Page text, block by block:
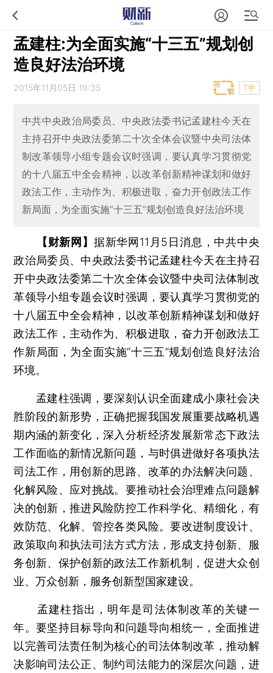
孟建柱:为全面实施“十三五”规划创
造良好法治环境
2015年11月05日 19:35 T中
中共中央政治局委员、中央政法委书记孟建柱今天在
主持召开中央政法委第二十次全体会议暨中央司法体
制改革领导小组专题会议时强调，要认真学习贯彻党
的十八届五中全会精神，以改革创新精神谋划和做好
政法工作，主动作为、积极进取，奋力开创政法工作
新局面，为全面实施“十三五”规划创造良好法治环境
【财新网】 据新华网11月5日消息，中共中央
政治局委员、中央政法委书记孟建柱今天在主持召
开中央政法委第二十次全体会议暨中央司法体制改
革领导小组专题会议时强调，要认真学习贯彻党的
十八届五中全会精神，以改革创新精神谋划和做好
政法工作，主动作为、积极进取，奋力开创政法工
作新局面，为全面实施“十三五”规划创造良好法治
环境。
孟建柱强调，要深刻认识全面建成小康社会决
胜阶段的新形势，正确把握我国发展重要战略机遇
期内涵的新变化，深入分析经济发展新常态下政法
工作面临的新情况新问题，与时俱进做好各项执法
司法工作，用创新的思路、改革的办法解决问题、
化解风险、应对挑战。要推动社会治理难点问题解
决的创新，推进风险防控工作科学化、精细化，有
效防范、化解、管控各类风险。要改进制度设计、
政策取向和执法司法方式方法，形成支持创新、服
务创新、保护创新的政法工作新机制，促进大众创
业、万众创新，服务创新型国家建设。
孟建柱指出，明年是司法体制改革的关键一
年。要坚持目标导向和问题导向相统一，全面推进
以完善司法责任制为核心的司法体制改革，推动解
决影响司法公正、制约司法能力的深层次问题，进